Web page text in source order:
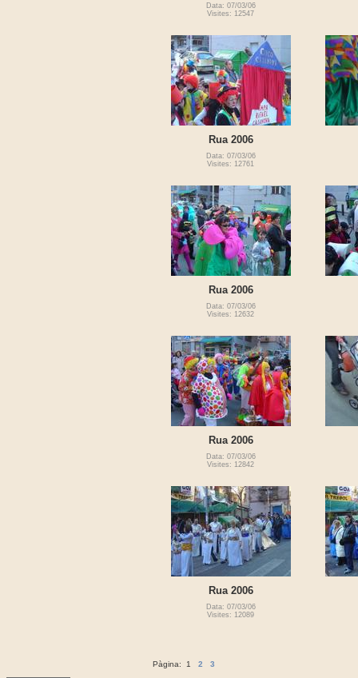
Data: 07/03/06
Visites: 12547
Rua 2006
Data: 07/03/06
Visites: 12761
Rua 2006
Data: 07/03/06
Visites: 12632
Rua 2006
Data: 07/03/06
Visites: 12842
Rua 2006
Data: 07/03/06
Visites: 12089
Pàgina: 1 2 3